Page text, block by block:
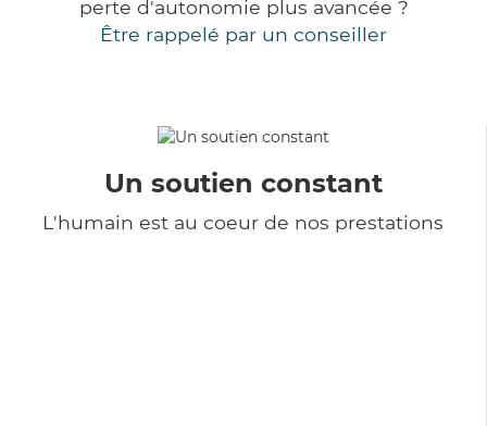
perte d'autonomie plus avancée ?
Être rappelé par un conseiller
Un soutien constant
L'humain est au coeur de nos prestations